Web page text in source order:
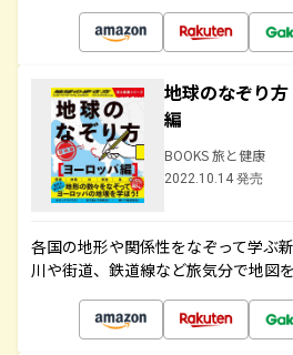
地球のなぞり
編
BOOKS 旅と健康
2022.10.14 発売
各国の地形や関係性をなぞって学ぶ
川や街道、鉄道線など旅気分で地図